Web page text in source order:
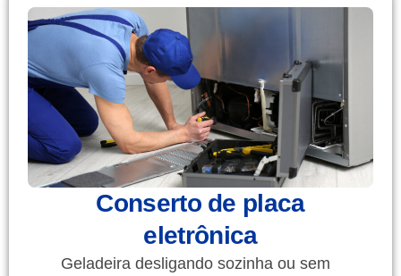
Conserto de placa
eletrônica
Geladeira desligando sozinha ou sem